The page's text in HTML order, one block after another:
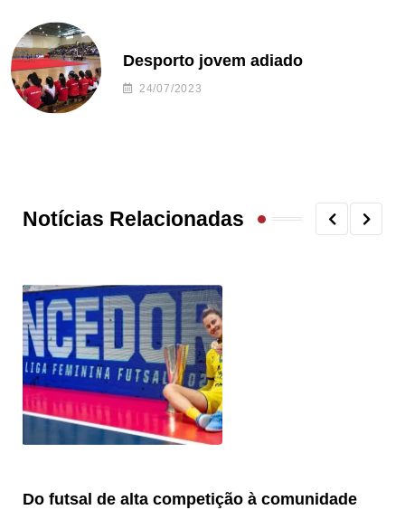
Desporto jovem adiado
24/07/2023
Notícias Relacionadas
Do futsal de alta competição à comunidade